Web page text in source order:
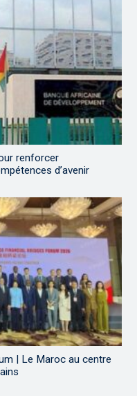
renforcer
d’avenir
| Le Maroc au centre